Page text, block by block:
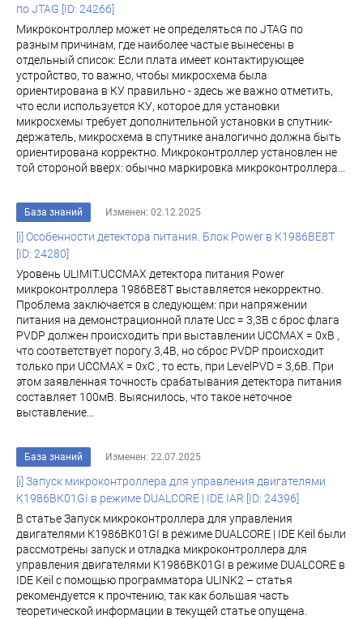
по JTAG [ID: 24266]
Микроконтроллер может не определяться по JTAG по
разным причинам, где наиболее частые вынесены в
отдельный список: Если плата имеет контактирующее
устройство, то важно, чтобы микросхема была
ориентирована в КУ правильно - здесь же важно отметить,
что если используется КУ, которое для установки
микросхемы требует дополнительной установки в спутник-
держатель, микросхема в спутнике аналогично должна быть
ориентирована корректно. Микроконтроллер установлен не
той стороной вверх: обычно маркировка микроконтроллера...
База знаний Изменен: 02.12.2025
[i] Особенности детектора питания. Блок Power в К1986ВЕ8T
[ID: 24280]
Уровень ULIMIT.UCCMAX детектора питания Power
микроконтроллера 1986ВЕ8Т выставляется некорректно.
Проблема заключается в следующем: при напряжении
питания на демонстрационной плате Ucc = 3,3В с брос флага
PVDP должен происходить при выставлении UCCMAX = 0хВ ,
что соответствует порогу 3,4В, но сброс PVDP происходит
только при UCCMAX = 0хС , то есть, при LevelPVD = 3,6В. При
этом заявленная точность срабатывания детектора питания
составляет 100мВ. Выяснилось, что такое неточное
выставление...
База знаний Изменен: 22.07.2025
[i] Запуск микроконтроллера для управления двигателями
К1986ВК01GI в режиме DUALCORE | IDE IAR [ID: 24396]
В статье Запуск микроконтроллера для управления
двигателями К1986ВК01GI в режиме DUALCORE | IDE Keil были
рассмотрены запуск и отладка микроконтроллера для
управления двигателями К1986ВК01GI в режиме DUALCORE в
IDE Keil с помощью программатора ULINK2 – статья
рекомендуется к прочтению, так как большая часть
теоретической информации в текущей статье опущена.